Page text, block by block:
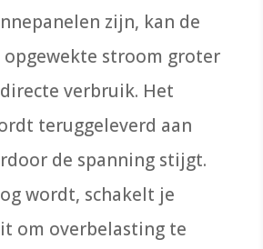
zijn, kan de
opgewekte stroom groter
verbruik. Het
teruggeleverd aan
de spanning stijgt.
wordt, schakelt je
om overbelasting te